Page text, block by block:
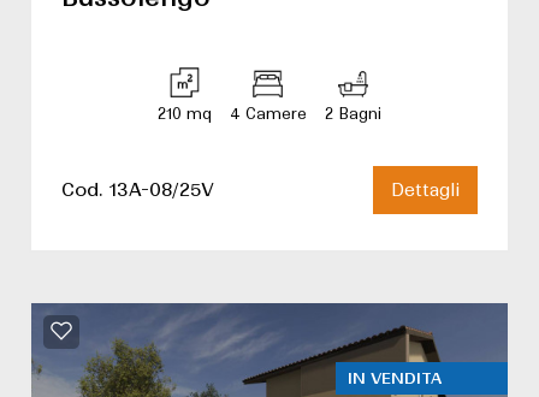
210 mq 4 Camere 2 Bagni
Cod. 13A-08/25V Dettagli
IN VENDITA